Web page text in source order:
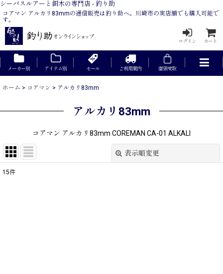
シーバスルアーと餌木の専門店 - 釣り助
コアマン アルカリ83mmの通信販売は釣り助へ。川崎市の実店舗でも購入可能で
す。
ログイン カート
メーカー別 アイテム別 セール ご利用案内 店頭受取
ホーム > コアマン > アルカリ83mm
アルカリ83mm
コアマン アルカリ83mm COREMAN CA-01 ALKALI
表示順変更
15件